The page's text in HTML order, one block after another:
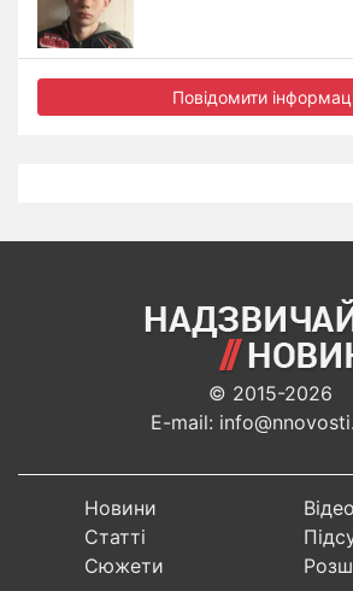
Повідомити
© 2015-2026
E-mail:
Новини
Статті
Сюжети